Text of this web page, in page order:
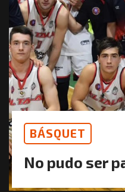
BÁSQUET
No pudo ser